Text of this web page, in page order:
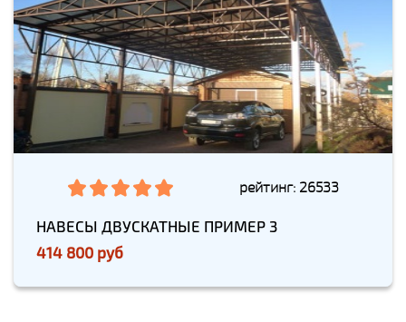
рейтинг: 26533
НАВЕСЫ ДВУСКАТНЫЕ ПРИМЕР 3
414 800 руб